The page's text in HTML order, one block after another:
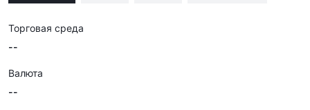
Торговая среда
--
Валюта
--